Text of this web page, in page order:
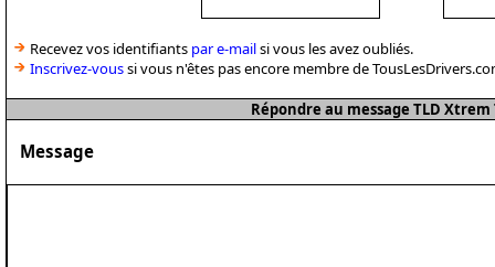
Recevez vos identifiants par e-mailsi vous les avez oubliés.
Inscrivez-voussi vous n'êtes pas encore membre de
Répondre au message TLD Xtrem
Message